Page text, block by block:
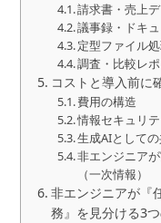
請求書・売上
議事録・ドキ
定型ファイル
調査・比較レ
コストと導入前に
費用の構造
情報セキュリ
生成AIとして
非エンジニア
（一次情報）
非エンジニアが『
務』を見分ける3